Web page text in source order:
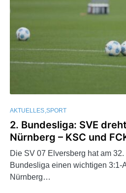
AKTUELLES SPORT
2. Bundesliga: SVE
Nürnberg – KSC und
Die SV 07 Elversberg hat am
Bundesliga einen wichtigen 3:1-
Nürnberg…